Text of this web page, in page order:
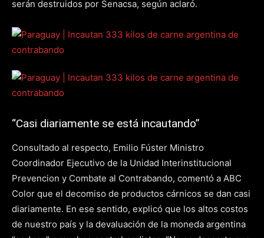
serán destruidos por Senacsa, según aclaró.
“Casi diariamente se está incautando”
Consultado al respecto, Emilio Fúster Ministro
Coordinador Ejecutivo de la Unidad Interinstitucional
Prevencion y Combate al Contrabando, comentó a ABC
Color que el decomiso de productos cárnicos se dan casi
diariamente. En ese sentido, explicó que los altos costos
de nuestro país y la devaluación de la moneda argentina